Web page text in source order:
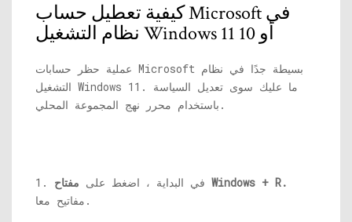
كيفية تعطيل حساب Microsoft في
نظام التشغيل Windows 11 أو 10
عملية حظر حسابات Microsoft بسيطة جدًا في نظام
التشغيل Windows 11. ما عليك سوى تعديل السياسة
باستخدام محرر نهج المجموعة المحلي.
1. في البداية ، اضغط على مفتاح Windows + R.
مفاتيح معا.